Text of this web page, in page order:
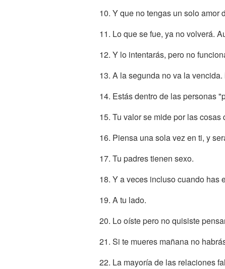
10. Y que no tengas un solo amor
11. Lo que se fue, ya no volverá.
12. Y lo intentarás, pero no
13. A la segunda no va la
14. Estás dentro de las personas
15. Tu valor se mide por las cosas
16. Piensa una sola vez en ti, y
17. Tu padres tienen sexo.
18. Y a veces incluso cuando has
19. A tu lado.
20. Lo oíste pero no quisiste
21. Si te mueres mañana no
22. La mayoría de las relaciones